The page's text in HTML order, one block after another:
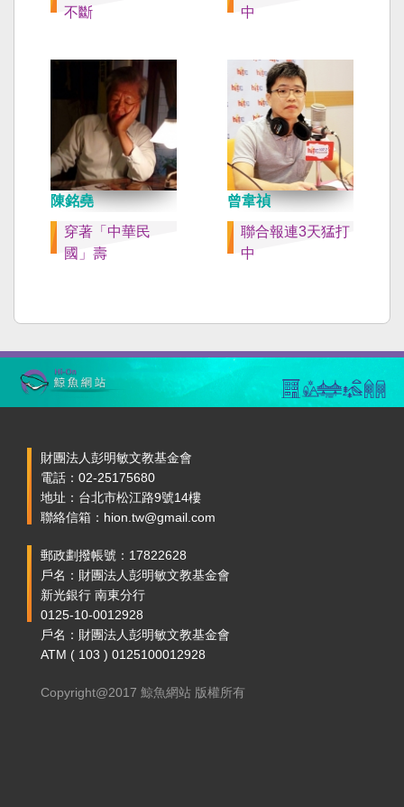
不斷
中
陳銘堯
穿著「中華民
國」壽
曾韋禎
聯合報連3天猛打
中
財團法人彭明敏文教基金會
電話：02-25175680
地址：台北市松江路9號14樓
聯絡信箱：hion.tw@gmail.com
郵政劃撥帳號：17822628
戶名：財團法人彭明敏文教基金會
新光銀行 南東分行
0125-10-0012928
戶名：財團法人彭明敏文教基金會
ATM ( 103 ) 0125100012928
Copyright@2017 鯨魚網站 版權所有